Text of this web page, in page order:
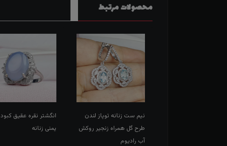
محصولات مرتبط
نیم ست زنانه توپاز لندن
طرح گل همراه زنجیر روکش
آب رادیوم
انگشتر نقره عقیق کبود
یمنی زنانه